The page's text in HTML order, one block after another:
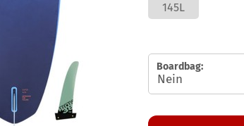
145L
Boardbag: